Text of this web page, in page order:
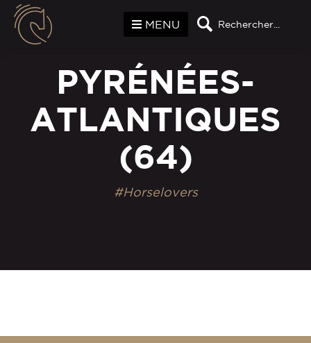
Rechercher...
MENU
PYRÉNÉES-
ATLANTIQUES
(64)
#Horselovers
Panneau de gestion des cookies